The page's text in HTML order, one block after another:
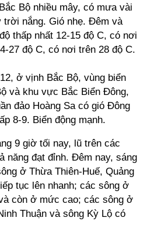
Bộ nhiều mây, có mưa vài
nắng. Gió nhẹ. Đêm và
thấp nhất 12-15 độ C, có nơi
27 độ C, có nơi trên 28 độ C.
ở vịnh Bắc Bộ, vùng biển
và khu vực Bắc Biển Đông,
đảo Hoàng Sa có gió Đông
8-9. Biển động mạnh.
9 giờ tối nay, lũ trên các
năng đạt đỉnh. Đêm nay, sáng
ở Thừa Thiên-Huế, Quảng
tục lên nhanh; các sông ở
còn ở mức cao; các sông ở
Thuận và sông Kỳ Lộ có